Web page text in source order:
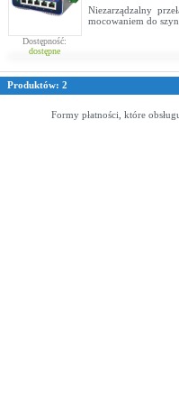
Dostępność:
dostępne
Niezarządzalny
mocowaniem do
Produktów: 2
Formy płatności, które